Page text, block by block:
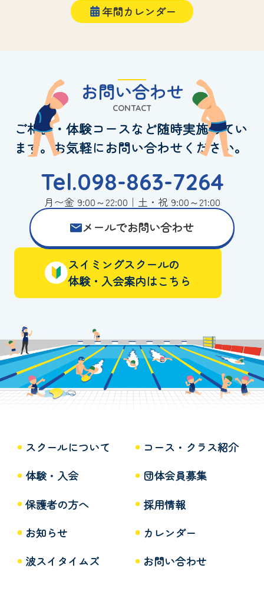
年間カレンダー
お問い合わせ
CONTACT
ご相談・体験コースなど随時実施してい
ます。お気軽にお問い合わせください。
Tel.098-863-7264
月〜金 9:00～22:00｜土・祝 9:00～21:00
メールでお問い合わせ
スイミングスクールの
体験・入会案内はこちら
スクールについて
コース・クラス紹介
体験・入会
団体会員募集
保護者の方へ
採用情報
お知らせ
カレンダー
波スイタイムズ
お問い合わせ